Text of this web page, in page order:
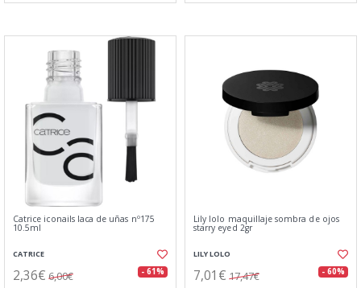
Catrice iconails laca de uñas nº175
10.5ml
CATRICE
2,36€ 6,00€ - 61%
Lily lolo maquillaje sombra de ojos
starry eyed 2gr
LILY LOLO
7,01€ 17,47€ - 60%